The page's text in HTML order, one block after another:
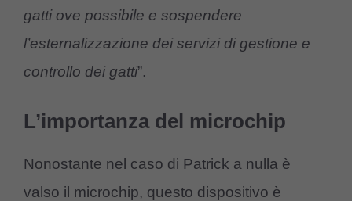
gatti ove possibile e sospendere
l’esternalizzazione dei servizi di gestione e
controllo dei gatti”.
L’importanza del microchip
Nonostante nel caso di Patrick a nulla è
valso il microchip, questo dispositivo è